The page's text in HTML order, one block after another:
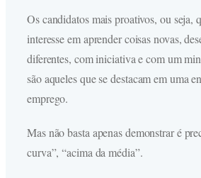
Os candidatos mais proativos, ou seja,
interesse em aprender coisas novas,
diferentes, com iniciativa e com um
são aqueles que se destacam em uma
emprego.
Mas não basta apenas demonstrar é
curva”, “acima da média”.